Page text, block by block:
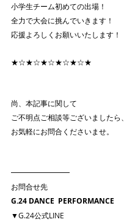
小学生チーム初めての出場！
全力で大会に挑んでいきます！
応援よろしくお願いいたします！
★☆★☆★☆★☆★☆★
尚、本記事に関して
ご不明点ご相談等ございましたら、
お気軽にお問合くださいませ。
━━━━━━━━
お問合せ先
G.24 DANCE  PERFORMANCE
▼G.24公式LINE